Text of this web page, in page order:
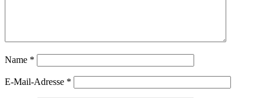
Name *
E-Mail-Adresse *